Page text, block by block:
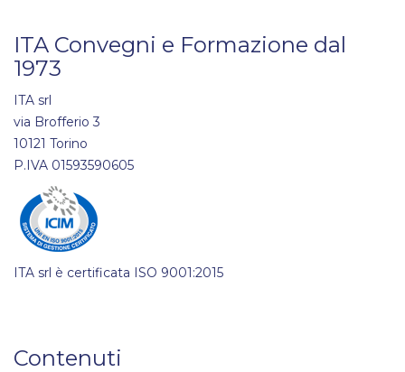
ITA Convegni e Formazione dal
1973
ITA srl
via Brofferio 3
10121 Torino
P.IVA 01593590605
ITA srl è certificata ISO 9001:2015
Contenuti